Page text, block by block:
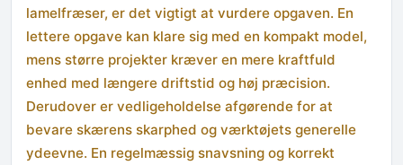
lamelfræser, er det vigtigt at vurdere opgaven. En
lettere opgave kan klare sig med en kompakt model,
mens større projekter kræver en mere kraftfuld
enhed med længere driftstid og høj præcision.
Derudover er vedligeholdelse afgørende for at
bevare skærens skarphed og værktøjets generelle
ydeevne. En regelmæssig snavsning og korrekt